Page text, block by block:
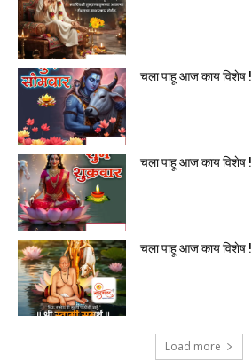
चला पाहू आज काय विशेष !
चला पाहू आज काय विशेष !
चला पाहू आज काय विशेष !
Load more